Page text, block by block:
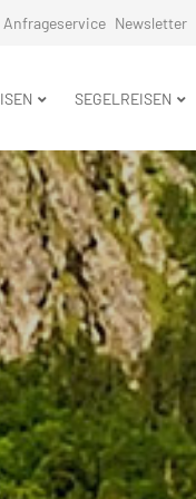
Anfrageservice Newsletter
SEGELREISEN